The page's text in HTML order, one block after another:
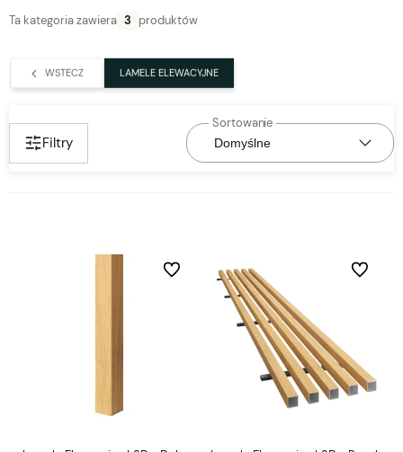
zaloguj się, aby przywrócić dodane produkty do listy
z poprzedniej sesji.
Ta kategoria zawiera 3 produktów
WSTECZ LAMELE ELEWACYJNE
Filtry
Do ulubionych Do